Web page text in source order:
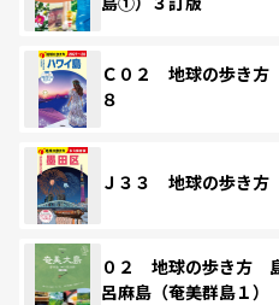
Ｃ０２ 地球の歩き
８
Ｊ３３ 地球の歩き
０２ 地球の歩き方
呂麻島（奄美群島１